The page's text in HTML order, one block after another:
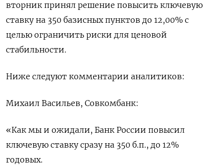
вторник принял решение повысить ключевую
ставку на 350 базисных пунктов до 12,00% с
целью ограничить риски для ценовой
стабильности.
Ниже следуют комментарии аналитиков:
Михаил Васильев, Совкомбанк:
«Как мы и ожидали, Банк России повысил
ключевую ставку сразу на 350 б.п., до 12%
годовых.